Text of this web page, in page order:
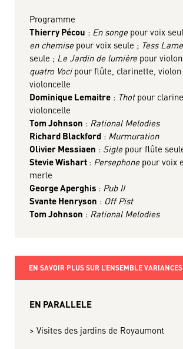
Programme
Thierry Pécou : En songe pour voix
en chemise pour voix seule ; Tess
seule ; Le Jardin de lumière pour
quatro Vocipour flûte, clarinette,
violoncelle
Dominique Lemaitre : Thotpour
violoncelle
Tom Johnson : Rational Melodies
Richard Blackford : Murmuration
Olivier Messiaen : Sigle pour flûte
Stevie Wishart : Persephone pour voix
merle
George Aperghis : Pub II
Svante Henryson : Off Pist
Tom Johnson : Rational Melodies
EN SAVOIR PLUS SUR L’ENSEMBLE VARIANCES
EN PARALLELE
> Visites des jardins de Royaumont